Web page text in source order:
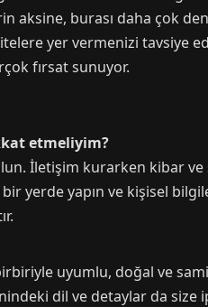
aksine, burası daha çok
yer vermenizi tavsiye
fırsat sunuyor.
etmeliyim?
İletişim kurarken kibar ve
yerde yapın ve kişisel
uyumlu, doğal ve
dil ve detaylar da